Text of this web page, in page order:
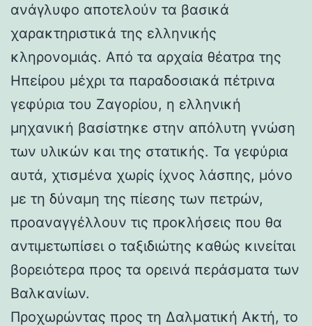
ανάγλυφο αποτελούν τα βασικά
χαρακτηριστικά της ελληνικής
κληρονομιάς. Από τα αρχαία θέατρα της
Ηπείρου μέχρι τα παραδοσιακά πέτρινα
γεφύρια του Ζαγορίου, η ελληνική
μηχανική βασίστηκε στην απόλυτη γνώση
των υλικών και της στατικής. Τα γεφύρια
αυτά, χτισμένα χωρίς ίχνος λάσπης, μόνο
με τη δύναμη της πίεσης των πετρών,
προαναγγέλλουν τις προκλήσεις που θα
αντιμετωπίσει ο ταξιδιώτης καθώς κινείται
βορειότερα προς τα ορεινά περάσματα των
Βαλκανίων.
Προχωρώντας προς τη Δαλματική Ακτή, το